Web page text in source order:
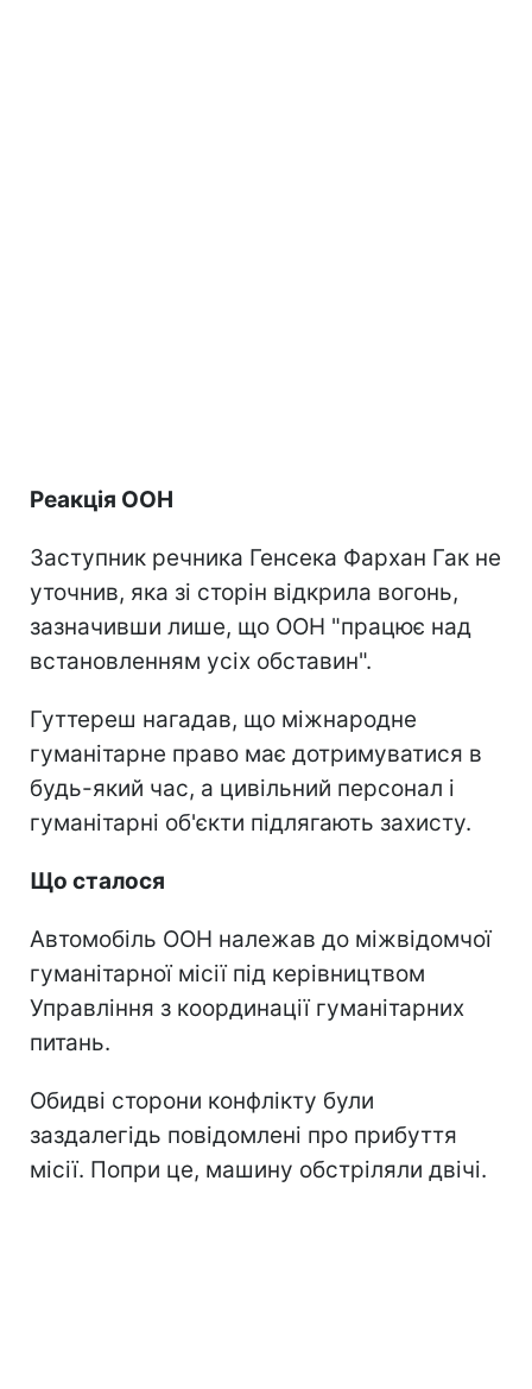
Реакція ООН
Заступник речника Генсека Фархан Гак не
уточнив, яка зі сторін відкрила вогонь,
зазначивши лише, що ООН "працює над
встановленням усіх обставин".
Гуттереш нагадав, що міжнародне
гуманітарне право має дотримуватися в
будь-який час, а цивільний персонал і
гуманітарні об'єкти підлягають захисту.
Що сталося
Автомобіль ООН належав до міжвідомчої
гуманітарної місії під керівництвом
Управління з координації гуманітарних
питань.
Обидві сторони конфлікту були
заздалегідь повідомлені про прибуття
місії. Попри це, машину обстріляли двічі.